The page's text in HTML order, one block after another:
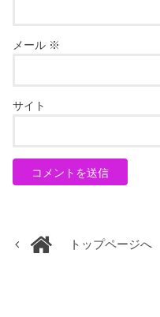
メール ※
サイト
トップページへ